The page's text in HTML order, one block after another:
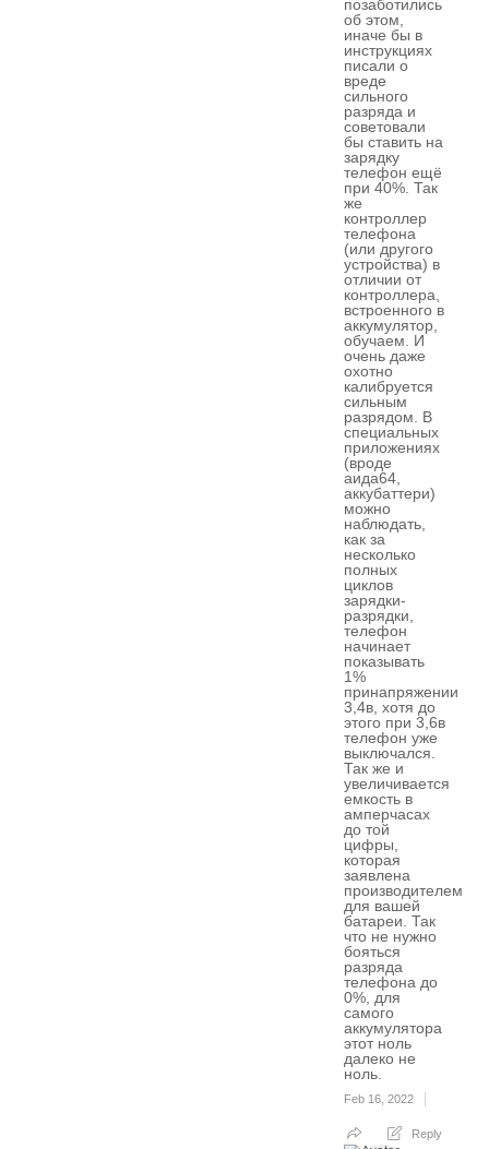
позаботились
об этом,
иначе бы в
инструкциях
писали о
вреде
сильного
разряда и
советовали
бы ставить на
зарядку
телефон ещё
при 40%. Так
же
контроллер
телефона
(или другого
устройства) в
отличии от
контроллера,
встроенного в
аккумулятор,
обучаем. И
очень даже
охотно
калибруется
сильным
разрядом. В
специальных
приложениях
(вроде
аида64,
аккубаттери)
можно
наблюдать,
как за
несколько
полных
циклов
зарядки-
разрядки,
телефон
начинает
показывать
1%
принапряжении
3,4в, хотя до
этого при 3,6в
телефон уже
выключался.
Так же и
увеличивается
емкость в
амперчасах
до той
цифры,
которая
заявлена
производителем
для вашей
батареи. Так
что не нужно
бояться
разряда
телефона до
0%, для
самого
аккумулятора
этот ноль
далеко не
ноль.
Feb 16, 2022
Reply